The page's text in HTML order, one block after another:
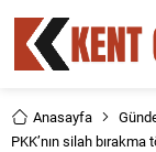
Anasayfa
PKK’nın silah